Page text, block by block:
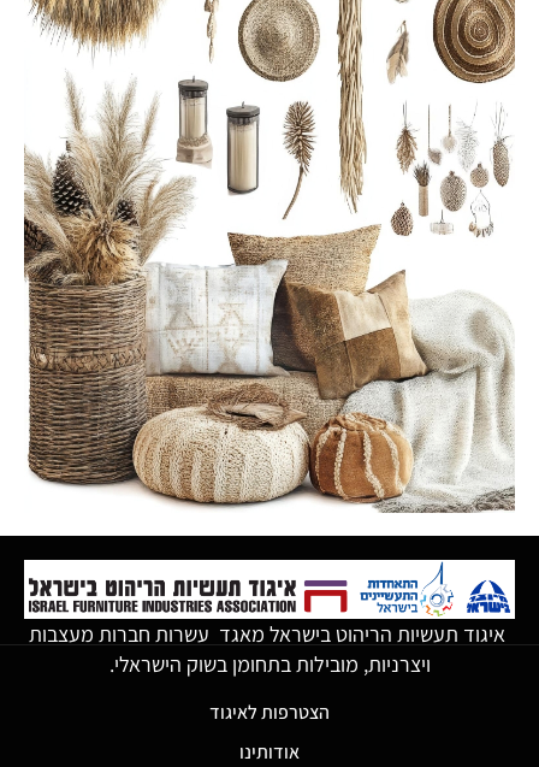
איגוד תעשיות הריהוט בישראל מאגד עשרות חברות מעצבות
ויצרניות, מובילות בתחומן בשוק הישראלי.
הצטרפות לאיגוד
אודותינו